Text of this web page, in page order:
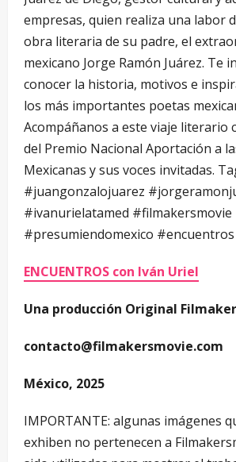
empresas, quien realiza una labor
obra literaria de su padre, el
mexicano Jorge Ramón Juárez. Te
conocer la historia, motivos e
los más importantes poetas
Acompáñanos a este viaje literario
del Premio Nacional Aportación a
Mexicanas y sus voces invitadas.
#juangonzalojuarez
#ivanurielatamed #filmakersmovie
#presumiendomexico
ENCUENTROS con Iván Uriel
Una producción Original
contacto@filmakersmovie.com
México, 2025
IMPORTANTE: algunas imágenes
exhiben no pertenecen a